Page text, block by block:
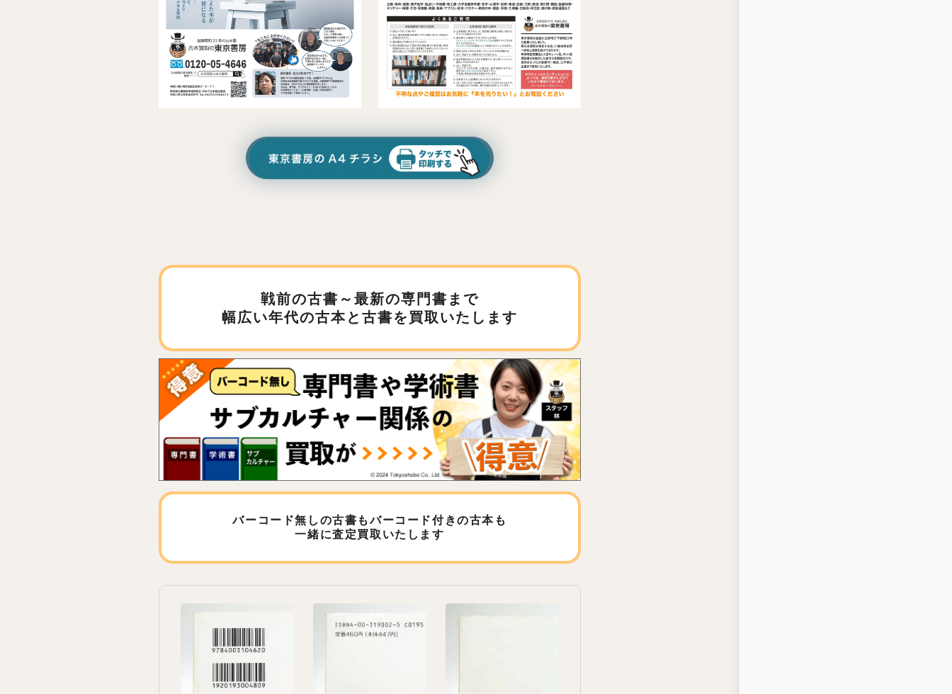
戦前の古書～最新の専門書まで
幅広い年代の古本と古書を買取いたします
バーコード無しの古書もバーコード付きの古本も
一緒に査定買取いたします